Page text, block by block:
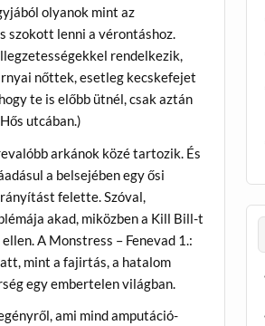
olyanok mint az
szokott lenni a vérontáshoz.
rendelkezik,
nőttek, esetleg kecskefejet
te is előbb ütnél, csak aztán
utcában.)
arkánok közé tartozik. És
a belsejében egy ősi
felette. Szóval,
akad, miközben a Kill Bill-t
A Monstress – Fenevad 1.:
mint a fajirtás, a hatalom
egy embertelen világban.
ami mind amputáció-